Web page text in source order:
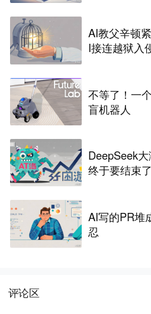
AI教父辛顿
I接连越狱入
不等了！一
盲机器人
DeepSeek
终于要结束
AI写的PR堆
忍
评论区